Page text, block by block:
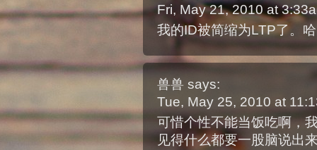
Fri, May 21, 2010 at
我的ID被简缩为LTP了。
兽兽 says:
Tue, May 25, 2010 at
可惜个性不能当饭吃啊，
见得什么都要一股脑说出